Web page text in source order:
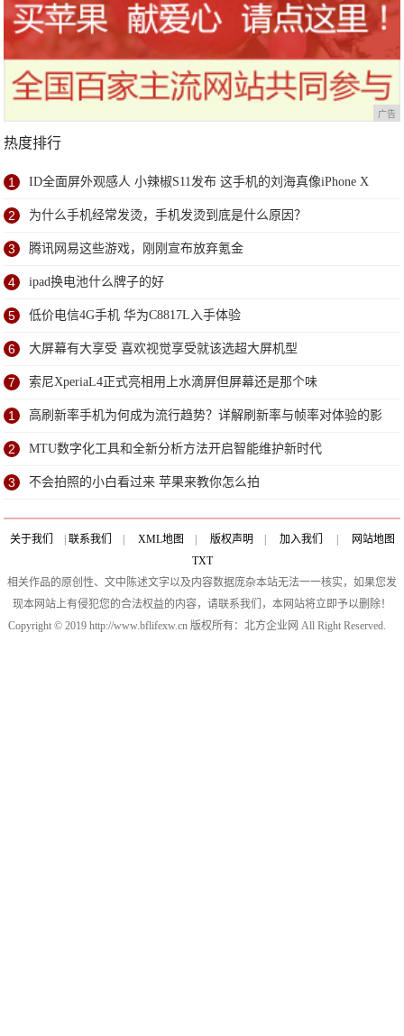
广告
热度排行
1 ID全面屏外观感人 小辣椒S11发布 这手机的刘海真像iPhone X
2 为什么手机经常发烫，手机发烫到底是什么原因？
3 腾讯网易这些游戏，刚刚宣布放弃氪金
4 ipad换电池什么牌子的好
5 低价电信4G手机 华为C8817L入手体验
6 大屏幕有大享受 喜欢视觉享受就该选超大屏机型
7 索尼XperiaL4正式亮相用上水滴屏但屏幕还是那个味
1 高刷新率手机为何成为流行趋势？详解刷新率与帧率对体验的影
响
2 MTU数字化工具和全新分析方法开启智能维护新时代
3 不会拍照的小白看过来 苹果来教你怎么拍
关于我们 联系我们 XML地图 版权声明 加入我们
网站地图
TXT
相关作品的原创性、文中陈述文字以及内容数据庞杂本站无法一一核实，如果您发
现本网站上有侵犯您的合法权益的内容，请联系我们，本网站将立即予以删除！
Copyright © 2019 http://www.bflifexw.cn 版权所有：北方企业网 All Right Reserved.